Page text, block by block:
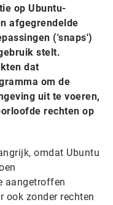
op Ubuntu-
afgegrendelde
('snaps')
stelt.
dat
om de
uit te voeren,
rechten op
omdat Ubuntu
aangetroffen
ook zonder rechten